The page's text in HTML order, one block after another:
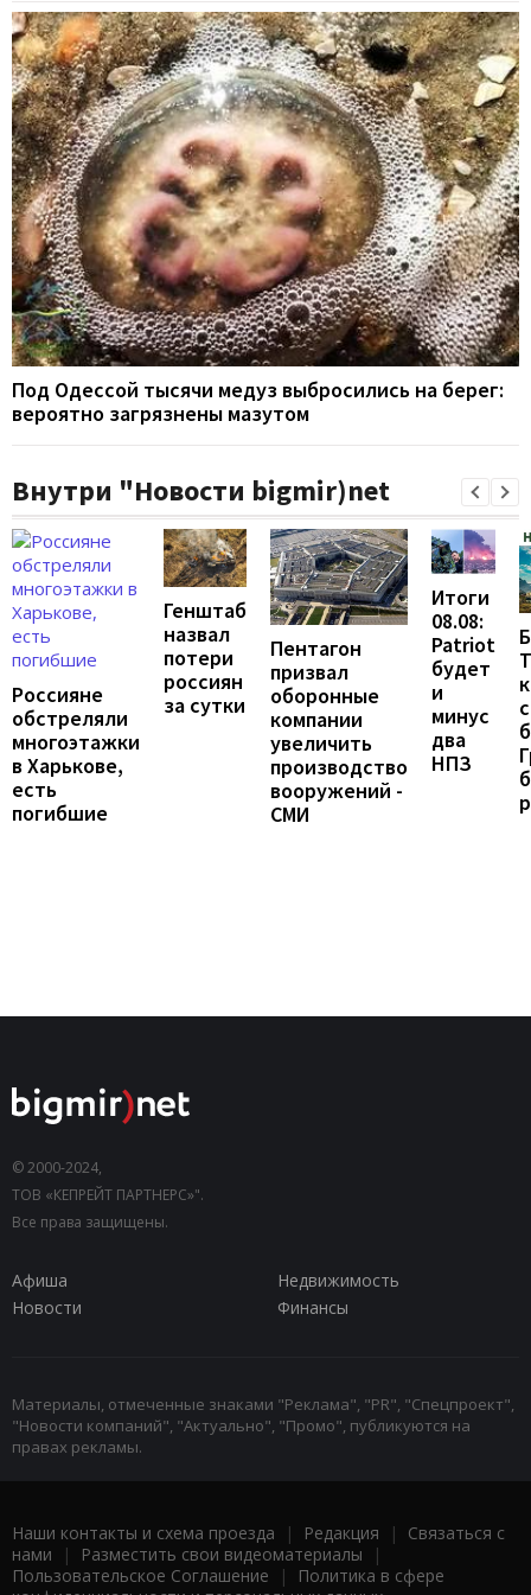
Под Одессой тысячи медуз выбросились на берег:
вероятно загрязнены мазутом
Внутри "Новости bigmir)net
Россияне
обстреляли
многоэтажки
в Харькове,
есть
погибшие
Генштаб
назвал
потери
россиян
за сутки
Пентагон
призвал
оборонные
компании
увеличить
производство
вооружений -
СМИ
Итоги
08.08:
Patriot
будет
и
минус
два
НПЗ
© 2000-2024,
ТОВ «КЕПРЕЙТ ПАРТНЕРС»".
Все права защищены.
Афиша
Недвижимость
Новости
Финансы
Материалы, отмеченные знаками "Реклама", "PR", "Спецпроект",
"Новости компаний", "Актуально", "Промо", публикуются на
правах рекламы.
Наши контакты и схема проезда | Редакция | Связаться с
нами | Разместить свои видеоматериалы |
Пользовательское Соглашение |
Политика в сфере